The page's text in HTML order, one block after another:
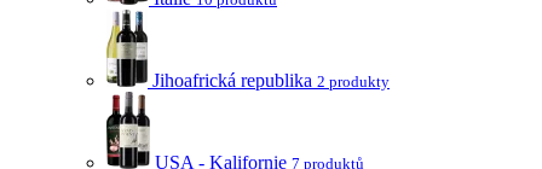
Jihoafrická republika 2 produkty
USA - Kalifornie 7 produktů